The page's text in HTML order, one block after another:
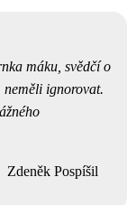
máku, svědčí o
neměli ignorovat.
Zdeněk Pospíšil